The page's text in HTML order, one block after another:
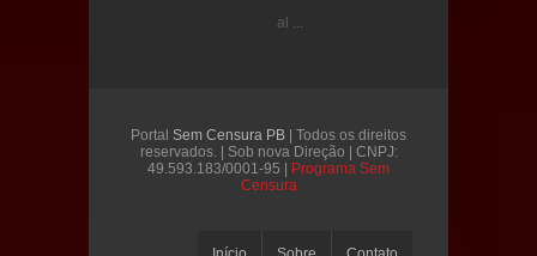
al ...
Portal Sem Censura PB | Todos os direitos
reservados. | Sob nova Direção | CNPJ:
49.593.183/0001-95 |
Programa Sem
Censura